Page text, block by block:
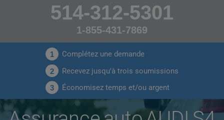
514-312-5301
1-855-431-7869
1 Complétez une demande
2 Recevez jusqu'à trois soumissions
3 Économisez temps et/ou argent